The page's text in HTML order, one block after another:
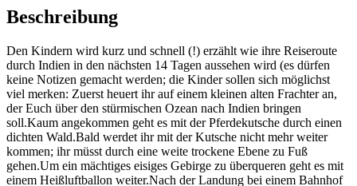
Beschreibung
Den Kindern wird kurz und schnell (!) erzählt wie ihre Reiseroute
durch Indien in den nächsten 14 Tagen aussehen wird (es dürfen
keine Notizen gemacht werden; die Kinder sollen sich möglichst
viel merken: Zuerst heuert ihr auf einem kleinen alten Frachter an,
der Euch über den stürmischen Ozean nach Indien bringen
soll.Kaum angekommen geht es mit der Pferdekutsche durch einen
dichten Wald.Bald werdet ihr mit der Kutsche nicht mehr weiter
kommen; ihr müsst durch eine weite trockene Ebene zu Fuß
gehen.Um ein mächtiges eisiges Gebirge zu überqueren geht es mit
einem Heißluftballon weiter.Nach der Landung bei einem Bahnhof